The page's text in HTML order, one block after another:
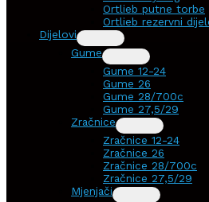
Ortlieb putne torbe
Ortlieb rezervni
Dijelovi
Gume
Gume 12-24
Gume 26
Gume 28/700c
Gume 27,5/29
Zračnice
Zračnice 12-24
Zračnice 26
Zračnice 28/700c
Zračnice 27,5/29
Mjenjači